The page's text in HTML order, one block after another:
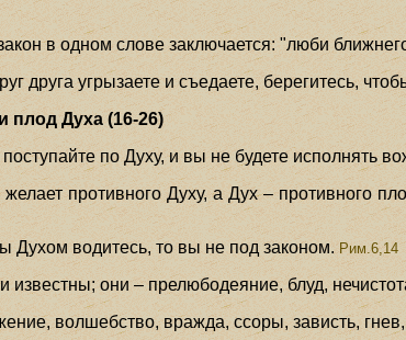
в одном слове заключается: "люби
друга угрызаете и съедаете, берегитесь,
плод Духа (16-26)
по Духу, и вы не будете исполнять
противного Духу, а Дух – противного
Духом водитесь, то вы не под законом. Рим.6,14
известны; они – прелюбодеяние, блуд,
волшебство, вражда, ссоры, зависть,